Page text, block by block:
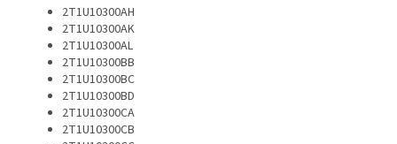
2T1U10300AH
2T1U10300AK
2T1U10300AL
2T1U10300BB
2T1U10300BC
2T1U10300BD
2T1U10300CA
2T1U10300CB